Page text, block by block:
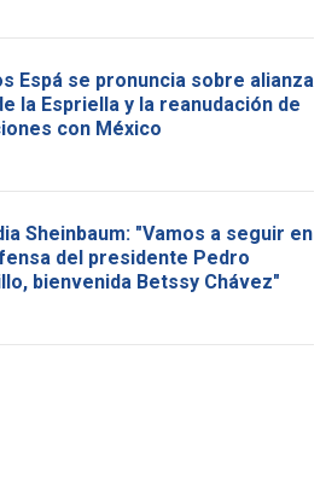
Espá se pronuncia sobre alianza
la Espriella y la reanudación de
con México
Sheinbaum: "Vamos a seguir en
del presidente Pedro
bienvenida Betssy Chávez"